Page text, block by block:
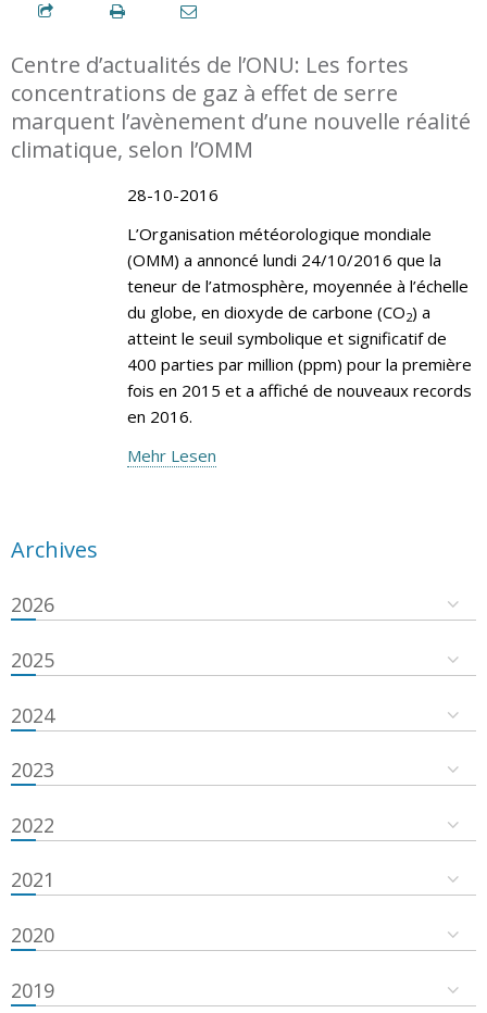
Centre d’actualités de l’ONU: Les fortes
concentrations de gaz à effet de serre
marquent l’avènement d’une nouvelle réalité
climatique, selon l’OMM
28-10-2016
L’Organisation météorologique mondiale
(OMM) a annoncé lundi 24/10/2016 que la
teneur de l’atmosphère, moyennée à l’échelle
du globe, en dioxyde de carbone (CO2) a
atteint le seuil symbolique et significatif de
400 parties par million (ppm) pour la première
fois en 2015 et a affiché de nouveaux records
en 2016.
Mehr Lesen
Archives
2026
2025
2024
2023
2022
2021
2020
2019